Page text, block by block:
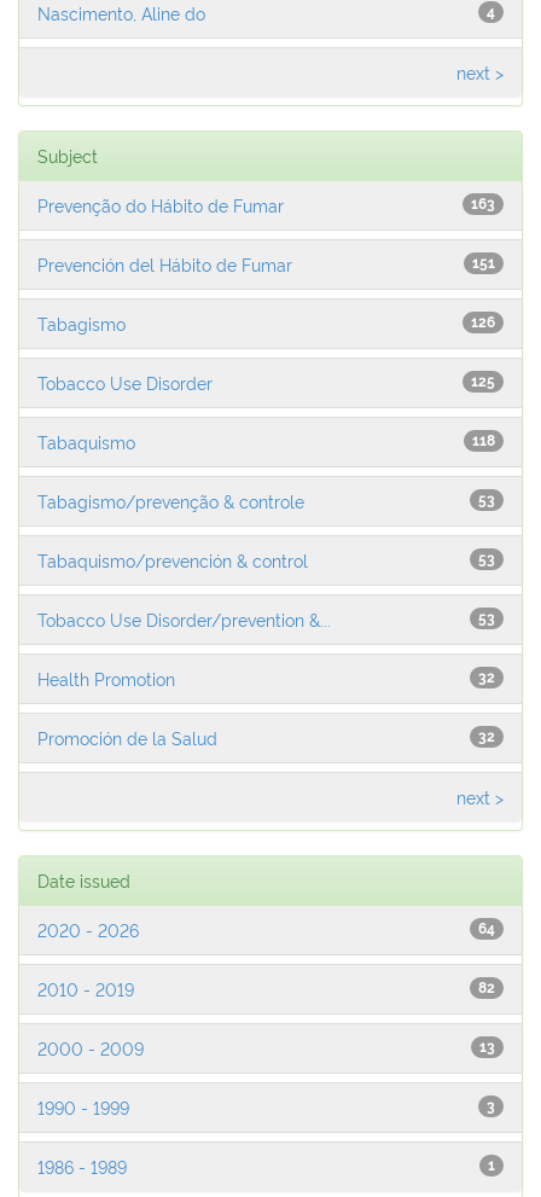
4
Nascimento, Aline do
next >
Subject
163
Prevenção do Hábito de Fumar
151
Prevención del Hábito de Fumar
126
Tabagismo
125
Tobacco Use Disorder
118
Tabaquismo
53
Tabagismo/prevenção & controle
53
Tabaquismo/prevención & control
53
Tobacco Use Disorder/prevention &...
32
Health Promotion
32
Promoción de la Salud
next >
Date issued
64
2020 - 2026
82
2010 - 2019
13
2000 - 2009
3
1990 - 1999
1
1986 - 1989